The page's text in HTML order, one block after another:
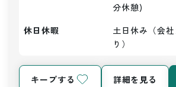
分休憩)
休日休暇
土日休み（会
り）
キープする 詳細を見る